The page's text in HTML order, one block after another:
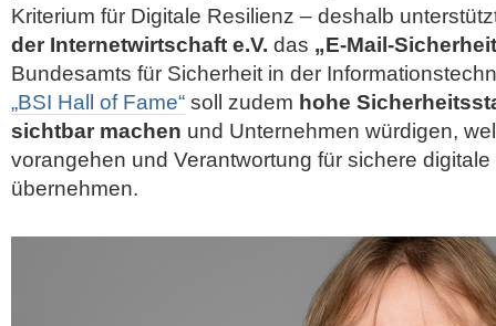
Kriterium für Digitale Resilienz – deshalb
der Internetwirtschaft e.V. das „E-Mail-
Bundesamts für Sicherheit in der
„BSI Hall of Fame“ soll zudem hohe
sichtbar machen und Unternehmen würdigen,
vorangehen und Verantwortung für sichere
übernehmen.